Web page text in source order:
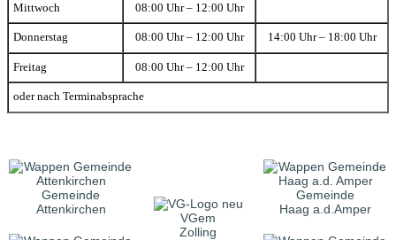
Mittwoch 08:00 Uhr – 12:00 Uhr
Donnerstag 08:00 Uhr – 12:00 Uhr 14:00 Uhr – 18:00 Uhr
Freitag 08:00 Uhr – 12:00 Uhr
oder nach Terminabsprache
Gemeinde
Attenkirchen
VGem
Zolling
Gemeinde
Haag a.d.Amper